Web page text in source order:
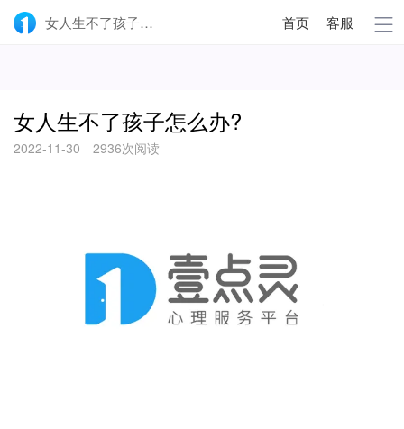
女人生不了孩子怎么办?-壹点灵 首页 客服
女人生不了孩子怎么办?
2022-11-30 2936次阅读